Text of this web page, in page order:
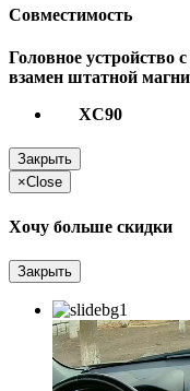
Совместимость
Головное
взамен штатной
XC90
Закрыть
×Close
Хочу больше скидки
Закрыть